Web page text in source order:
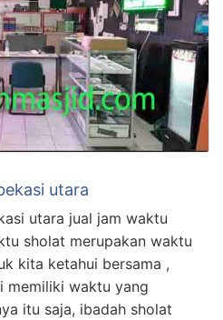
utara
utara jual jam waktu
sholat merupakan waktu
kita ketahui bersama ,
memiliki waktu yang
itu saja, ibadah sholat